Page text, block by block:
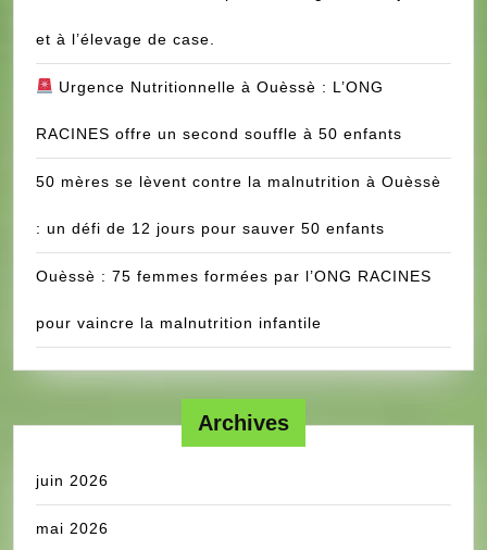
et à l’élevage de case.
Urgence Nutritionnelle à Ouèssè : L’ONG
RACINES offre un second souffle à 50 enfants
50 mères se lèvent contre la malnutrition à Ouèssè
: un défi de 12 jours pour sauver 50 enfants
Ouèssè : 75 femmes formées par l’ONG RACINES
pour vaincre la malnutrition infantile
Archives
juin 2026
mai 2026